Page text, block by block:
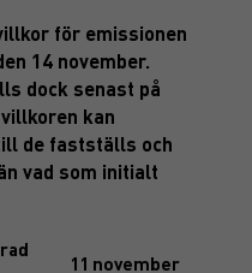
för emissionen
14 november.
dock senast på
kan
de fastställs och
vad som initialt
11 november